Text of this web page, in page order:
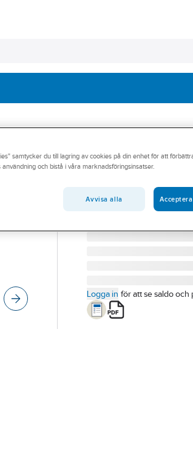
ACO
ACO Multiline
ACO MULTILINE SEAL
Artikelnummer:
2919455
2003200
Logga in för att se saldo och
samtycker du till lagring av cookies på din enhet för att
och bistå i våra marknadsföringsinsatser.
Avvisa alla